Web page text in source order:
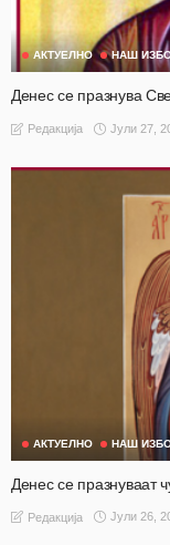
АКТУЕЛНО НАШ
Денес се празнува
Редакција Јули 27,
АКТУЕЛНО НАШ
Денес се празнуваат
Редакција Јули 26,